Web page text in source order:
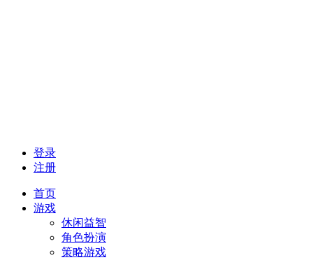
登录
注册
首页
游戏
休闲益智
角色扮演
策略游戏